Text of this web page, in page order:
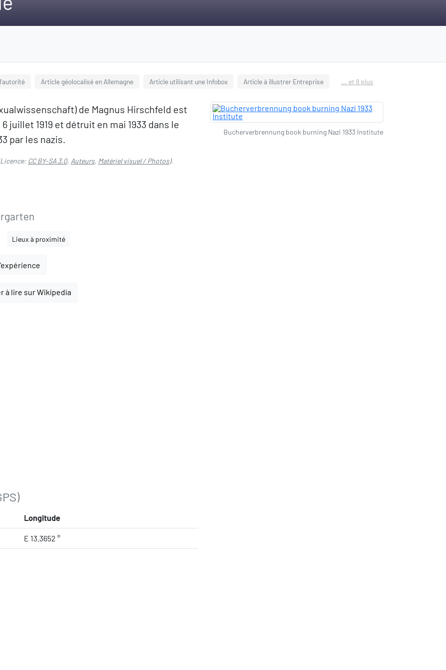
Article géolocalisé en Allemagne Article utilisant une Infobox Article à illustrer Entreprise ... et 8 plus
de Magnus Hirschfeld est
juillet 1919 et détruit en mai 1933 dans le
par les nazis.
CC BY-SA 3.0, Auteurs, Matériel visuel / Photos).
Lieux à proximité
à lire sur Wikipedia
Longitude
E 13.3652 °
Bucherverbrennung book burning Nazi 1933 Institute